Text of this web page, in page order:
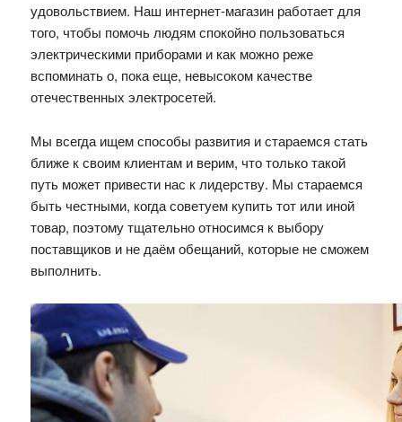
удовольствием. Наш интернет-магазин работает для
того, чтобы помочь людям спокойно пользоваться
электрическими приборами и как можно реже
вспоминать о, пока еще, невысоком качестве
отечественных электросетей.
Мы всегда ищем способы развития и стараемся стать
ближе к своим клиентам и верим, что только такой
путь может привести нас к лидерству. Мы стараемся
быть честными, когда советуем купить тот или иной
товар, поэтому тщательно относимся к выбору
поставщиков и не даём обещаний, которые не сможем
выполнить.